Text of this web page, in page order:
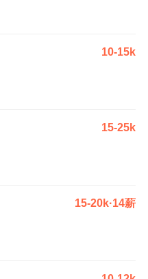
10-15k
15-25k
15-20k·14薪